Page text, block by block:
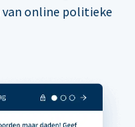
online politieke